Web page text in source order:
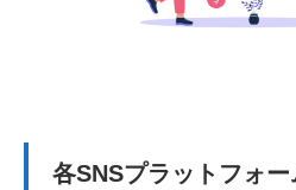
各SNSプラットフォ